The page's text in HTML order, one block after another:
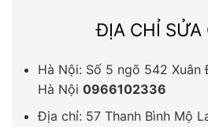
ĐỊA CHỈ SỬA
Hà Nội: Số 5 ngõ 542 Xuân
Hà Nội 0966102336
Địa chỉ: 57 Thanh Bình Mộ